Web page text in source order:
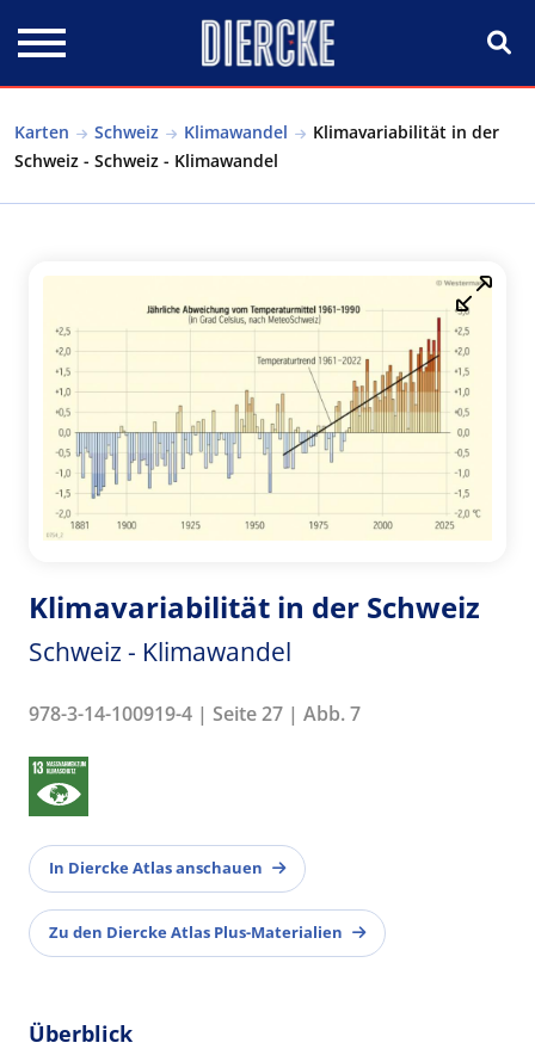
Karten Schweiz Klimawandel
Klimavariabilität in der
Schweiz - Schweiz - Klimawandel
Klimavariabilität in der Schweiz
Schweiz - Klimawandel
978-3-14-100919-4 | Seite 27 | Abb. 7
In Diercke Atlas anschauen
Zu den Diercke Atlas Plus-Materialien
Überblick